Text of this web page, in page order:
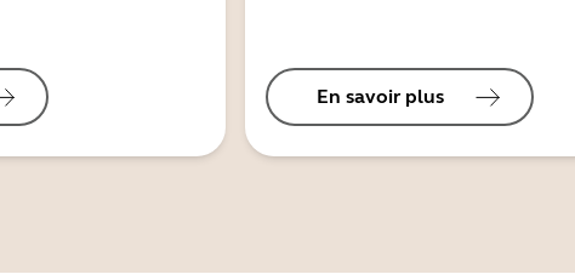
En savoir plus